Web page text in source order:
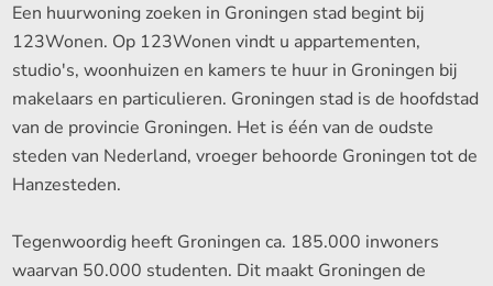
Een huurwoning zoeken in Groningen stad begint bij
123Wonen. Op 123Wonen vindt u appartementen,
studio's, woonhuizen en kamers te huur in Groningen bij
makelaars en particulieren. Groningen stad is de hoofdstad
van de provincie Groningen. Het is één van de oudste
steden van Nederland, vroeger behoorde Groningen tot de
Hanzesteden.
Tegenwoordig heeft Groningen ca. 185.000 inwoners
waarvan 50.000 studenten. Dit maakt Groningen de